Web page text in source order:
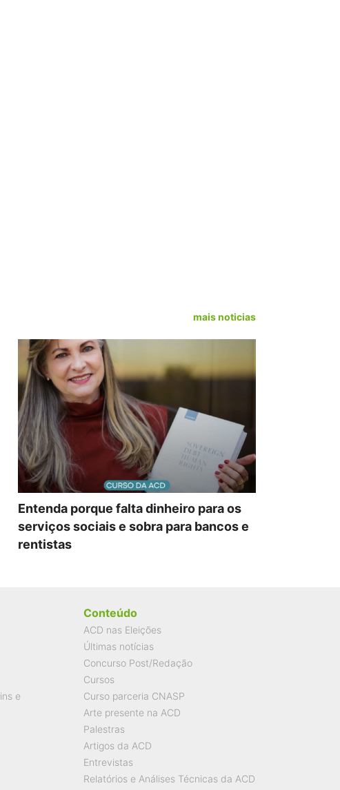
mais noticias
Entenda porque falta dinheiro para os
serviços sociais e sobra para bancos e
rentistas
e
Conteúdo
ACD nas Eleições
Últimas notícias
Concurso Post/Redação
Cursos
Curso parceria CNASP
Arte presente na ACD
Palestras
Artigos da ACD
Entrevistas
Relatórios e Análises Técnicas da ACD